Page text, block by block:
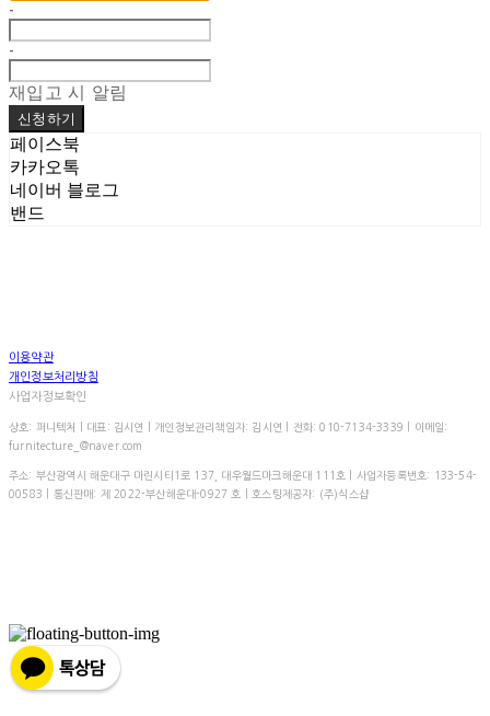
-
-
재입고 시 알림
신청하기
페이스북
카카오톡
네이버 블로그
밴드
이용약관
개인정보처리방침
사업자정보확인
상호: 퍼니텍처 | 대표: 김시연 | 개인정보관리책임자: 김시연 | 전화: 010-7134-3339 | 이메일:
furnitecture_@naver.com
주소: 부산광역시 해운대구 마린시티1로 137, 대우월드마크해운대 111호 | 사업자등록번호: 133-54-
00583 | 통신판매: 제 2022-부산해운대-0927 호 | 호스팅제공자: (주)식스샵